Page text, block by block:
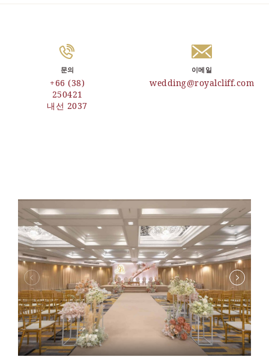
문의
+66 (38)
250421
내선 2037
이메일
wedding@royalcliff.com